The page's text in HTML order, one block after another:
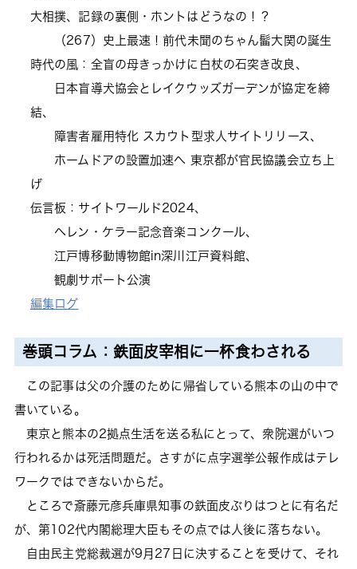
大相撲、記録の裏側・ホントはどうなの！？
（267）史上最速！前代未聞のちゃん髷大関の誕生
時代の風：全盲の母きっかけに白杖の石突き改良、
日本盲導犬協会とレイクウッズガーデンが協定を締
結、
障害者雇用特化 スカウト型求人サイトリリース、
ホームドアの設置加速へ 東京都が官民協議会立ち上
げ
伝言板：サイトワールド2024、
ヘレン・ケラー記念音楽コンクール、
江戸博移動博物館in深川江戸資料館、
観劇サポート公演
編集ログ
巻頭コラム：鉄面皮宰相に一杯食わされる
この記事は父の介護のために帰省している熊本の山の中で
書いている。
東京と熊本の2拠点生活を送る私にとって、衆院選がいつ
行われるかは死活問題だ。さすがに点字選挙公報作成はテレ
ワークではできないからだ。
ところで斎藤元彦兵庫県知事の鉄面皮ぶりはつとに有名だ
が、第102代内閣総理大臣もその点では人後に落ちない。
自由民主党総裁選が9月27日に決することを受けて、それ